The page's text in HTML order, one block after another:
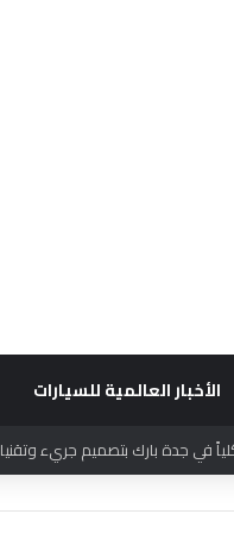
الأخبار العالمية للسيارات